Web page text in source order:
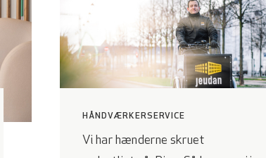
HÅNDVÆRKERSERVICE
Vi har hænderne skruet